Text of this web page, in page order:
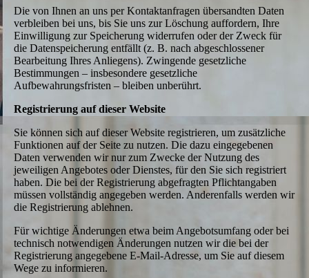
Die von Ihnen an uns per Kontaktanfragen übersandten Daten
verbleiben bei uns, bis Sie uns zur Löschung auffordern, Ihre
Einwilligung zur Speicherung widerrufen oder der Zweck für
die Datenspeicherung entfällt (z. B. nach abgeschlossener
Bearbeitung Ihres Anliegens). Zwingende gesetzliche
Bestimmungen – insbesondere gesetzliche
Aufbewahrungsfristen – bleiben unberührt.
Registrierung auf dieser Website
Sie können sich auf dieser Website registrieren, um zusätzliche
Funktionen auf der Seite zu nutzen. Die dazu eingegebenen
Daten verwenden wir nur zum Zwecke der Nutzung des
jeweiligen Angebotes oder Dienstes, für den Sie sich registriert
haben. Die bei der Registrierung abgefragten Pflichtangaben
müssen vollständig angegeben werden. Anderenfalls werden wir
die Registrierung ablehnen.
Für wichtige Änderungen etwa beim Angebotsumfang oder bei
technisch notwendigen Änderungen nutzen wir die bei der
Registrierung angegebene E-Mail-Adresse, um Sie auf diesem
Wege zu informieren.